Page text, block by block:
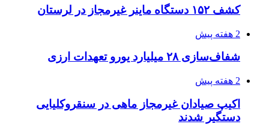
کشف ۱۵۲ دستگاه ماینر غیرمجاز در لرستان
2 هفته پیش
شفاف‌سازی ۲۸ میلیارد یورو تعهدات ارزی
2 هفته پیش
اکیپ صیادان غیرمجاز ماهی در سنقروکلیایی
دستگیر شدند